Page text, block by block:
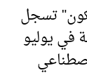
تسجل
في يوليو